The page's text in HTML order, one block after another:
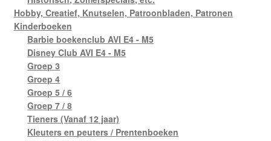
Hobby, Creatief, Knutselen, Patroonbladen, Patronen
Kinderboeken
Barbie boekenclub AVI E4 - M5
Disney Club AVI E4 - M5
Groep 3
Groep 4
Groep 5 / 6
Groep 7 / 8
Tieners (Vanaf 12 jaar)
Kleuters en peuters / Prentenboeken